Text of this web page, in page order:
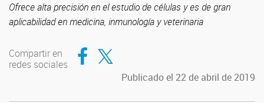
Ofrece alta precisión en el estudio de células y es de gran
aplicabilidad en medicina, inmunología y veterinaria
Compartir en
redes sociales
Compartir en Facebook
Compartir en Twitter
Publicado el 22 de abril de 2019